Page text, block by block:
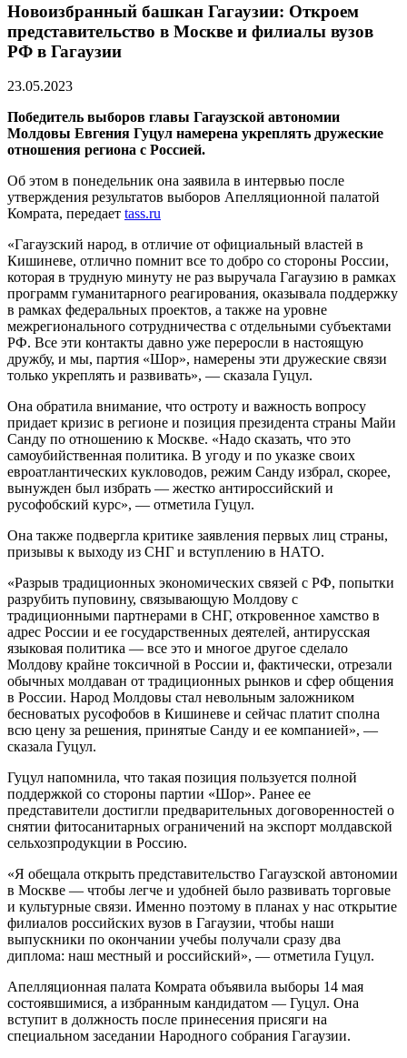
Новоизбранный башкан Гагаузии: Откроем
представительство в Москве и филиалы вузов
РФ в Гагаузии
23.05.2023
Победитель выборов главы Гагаузской автономии
Молдовы Евгения Гуцул намерена укреплять дружеские
отношения региона с Россией.
Об этом в понедельник она заявила в интервью после
утверждения результатов выборов Апелляционной палатой
Комрата, передает tass.ru
«Гагаузский народ, в отличие от официальный властей в
Кишиневе, отлично помнит все то добро со стороны России,
которая в трудную минуту не раз выручала Гагаузию в рамках
программ гуманитарного реагирования, оказывала поддержку
в рамках федеральных проектов, а также на уровне
межрегионального сотрудничества с отдельными субъектами
РФ. Все эти контакты давно уже переросли в настоящую
дружбу, и мы, партия «Шор», намерены эти дружеские связи
только укреплять и развивать», — сказала Гуцул.
Она обратила внимание, что остроту и важность вопросу
придает кризис в регионе и позиция президента страны Майи
Санду по отношению к Москве. «Надо сказать, что это
самоубийственная политика. В угоду и по указке своих
евроатлантических кукловодов, режим Санду избрал, скорее,
вынужден был избрать — жестко антироссийский и
русофобский курс», — отметила Гуцул.
Она также подвергла критике заявления первых лиц страны,
призывы к выходу из СНГ и вступлению в НАТО.
«Разрыв традиционных экономических связей с РФ, попытки
разрубить пуповину, связывающую Молдову с
традиционными партнерами в СНГ, откровенное хамство в
адрес России и ее государственных деятелей, антирусская
языковая политика — все это и многое другое сделало
Молдову крайне токсичной в России и, фактически, отрезали
обычных молдаван от традиционных рынков и сфер общения
в России. Народ Молдовы стал невольным заложником
бесноватых русофобов в Кишиневе и сейчас платит сполна
всю цену за решения, принятые Санду и ее компанией», —
сказала Гуцул.
Гуцул напомнила, что такая позиция пользуется полной
поддержкой со стороны партии «Шор». Ранее ее
представители достигли предварительных договоренностей о
снятии фитосанитарных ограничений на экспорт молдавской
сельхозпродукции в Россию.
«Я обещала открыть представительство Гагаузской автономии
в Москве — чтобы легче и удобней было развивать торговые
и культурные связи. Именно поэтому в планах у нас открытие
филиалов российских вузов в Гагаузии, чтобы наши
выпускники по окончании учебы получали сразу два
диплома: наш местный и российский», — отметила Гуцул.
Апелляционная палата Комрата объявила выборы 14 мая
состоявшимися, а избранным кандидатом — Гуцул. Она
вступит в должность после принесения присяги на
специальном заседании Народного собрания Гагаузии.